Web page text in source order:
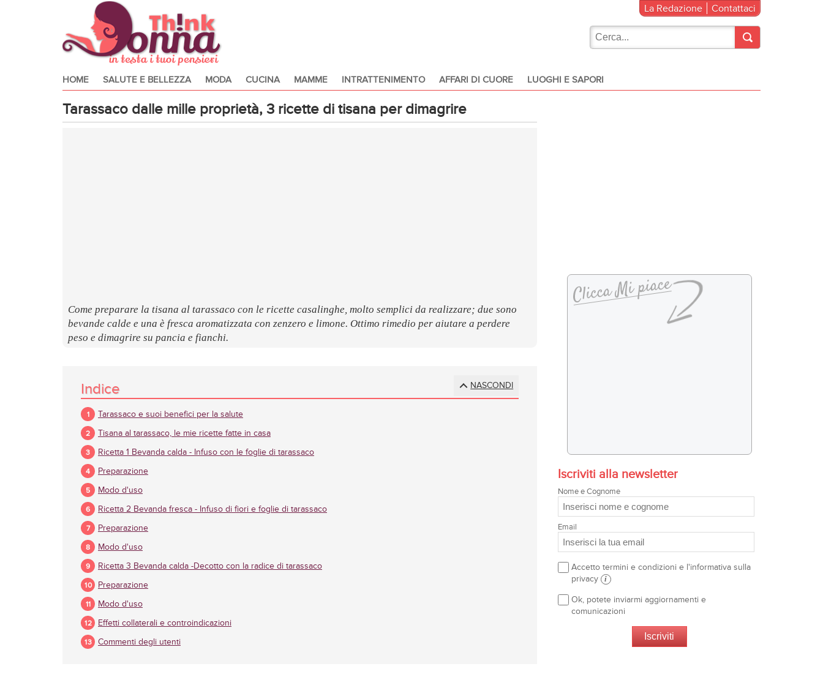
La Redazione Contattaci
HOME SALUTE E BELLEZZA MODA CUCINA MAMME INTRATTENIMENTO AFFARI DI CUORE LUOGHI E SAPORI
Tarassaco dalle mille proprietà, 3 ricette di tisana per dimagrire
Come preparare la tisana al tarassaco con le ricette casalinghe, molto semplici da realizzare; due sono
bevande calde e una è fresca aromatizzata con zenzero e limone. Ottimo rimedio per aiutare a perdere
peso e dimagrire su pancia e fianchi.
NASCONDI
Indice
Tarassaco e suoi benefici per la salute
Tisana al tarassaco, le mie ricette fatte in casa
Ricetta 1 Bevanda calda - Infuso con le foglie di tarassaco
Preparazione
Modo d'uso
Ricetta 2 Bevanda fresca - Infuso di fiori e foglie di tarassaco
Preparazione
Modo d'uso
Ricetta 3 Bevanda calda -Decotto con la radice di tarassaco
Preparazione
Modo d'uso
Effetti collaterali e controindicazioni
Commenti degli utenti
Iscriviti alla newsletter
Nome e Cognome
Email
Accetto termini e condizioni e l'informativa sulla
privacy i
Ok, potete inviarmi aggiornamenti e
comunicazioni